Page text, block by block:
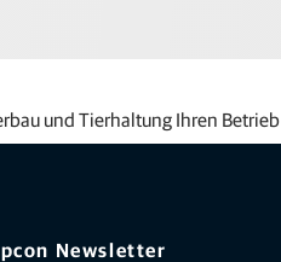
und Tierhaltung Ihren Betrieb
Newsletter